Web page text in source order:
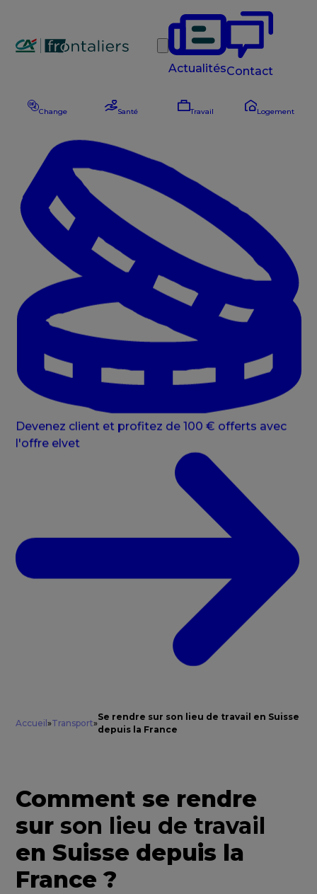
Rechercher
ActualitésContact
Change Santé Travail Logement
Devenez client et profitez de 100 € offerts avec
l'offre elvet
Accueil»Transport»
Se rendre sur son lieu de travail en Suisse
depuis la France
Comment se rendre
surson lieu de travail
en Suisse depuis la
France ?